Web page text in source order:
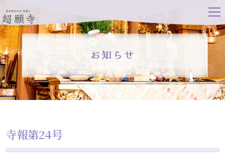
寺報第24号